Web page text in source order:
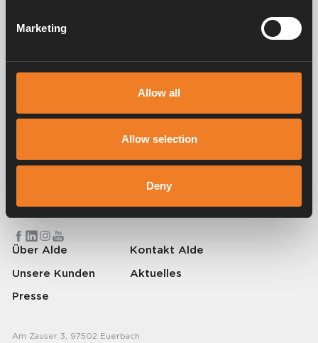
Marketing
Allow all
Allow selection
Deny
FAQ
Heizungssysteme für Wohnmobile und Wohnwagen her. Schon damals
zu Hause mitzunehmen. Mit Alde fühlt sich die Ferne wie zu Hause an.
© 2026 Alde International Systems AB | Part ofTruma Group
Über Alde
Unsere Kunden
Presse
Kontakt Alde
Aktuelles
Am Zauser 3, 97502 Euerbach